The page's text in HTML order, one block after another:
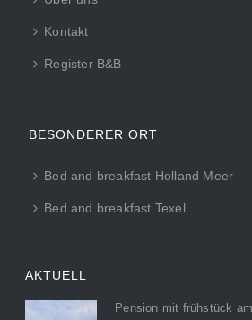
Kontakt
Register B&B
BESONDERER ORT
Bed and breakfast Holland Meer
Bed and breakfast Texel
AKTUELL
Pension mit frühstück